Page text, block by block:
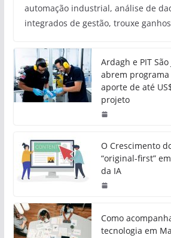
automação industrial, análise de
integrados de gestão, trouxe
Ardagh e PIT
abrem programa
aporte de até
projeto
O Crescimento
“original-first”
da IA
Como
tecnologia em